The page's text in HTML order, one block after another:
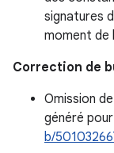
signatures
moment de
Correction de
Omission de
généré pour
b/